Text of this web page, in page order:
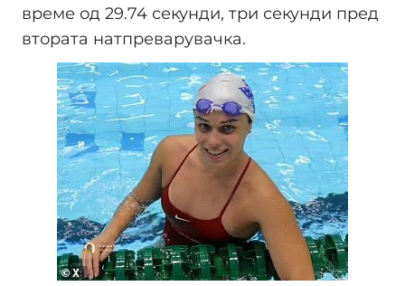
време од 29.74 секунди, три секунди пред
втората натпреварувачка.